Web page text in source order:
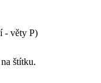
- věty P)
štítku.